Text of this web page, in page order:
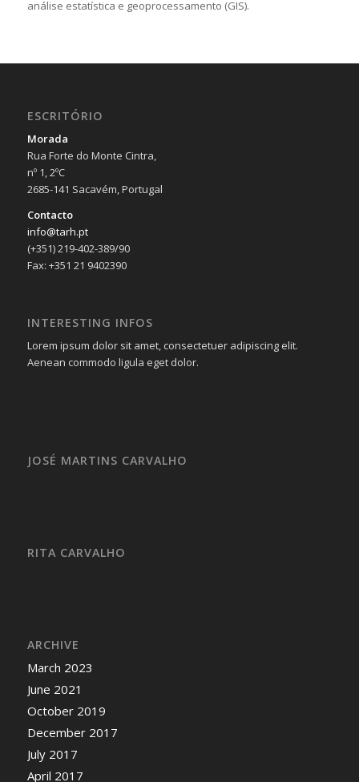
análise estatística e geoprocessamento (GIS).
ESCRITÓRIO
Morada
Rua Forte do Monte Cintra,
nº 1, 2ºC
2685-141 Sacavém, Portugal
Contacto
info@tarh.pt
(+351) 219-402-389/90
Fax: +351 21 9402390
INTERESTING INFOS
Lorem ipsum dolor sit amet, consectetuer adipiscing elit.
Aenean commodo ligula eget dolor.
JOSÉ MARTINS CARVALHO
RITA CARVALHO
ARCHIVE
March 2023
June 2021
October 2019
December 2017
July 2017
April 2017